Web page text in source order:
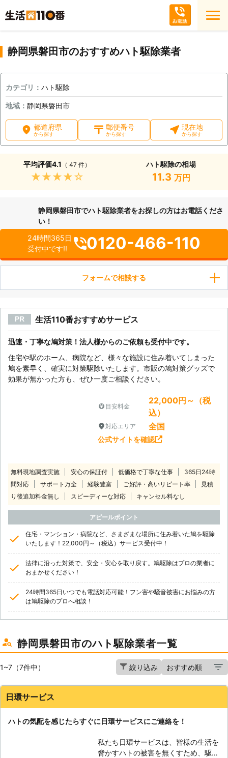
静岡県磐田市のおすすめハト駆除業者
カテゴリ： ハト駆除
地域： 静岡県磐田市
都道府県
から探す
郵便番号
から探す
現在地
から探す
平均評価4.1 （ 47 件）
★★★★★
ハト駆除の相場
11.3 万円
静岡県磐田市でハト駆除業者をお探しの方はお電話くださ
い！
24時間365日
受付中です!!
0120-466-110
フォームで相談する
PR 生活110番おすすめサービス
迅速・丁寧な鳩対策！法人様からのご依頼も受付中です。
住宅や駅のホーム、病院など、様々な施設に住み着いてしまった
鳩を素早く、確実に対策駆除いたします。市販の鳩対策グッズで
効果が無かった方も、ぜひ一度ご相談ください。
目安料金
22,000円～（税
込）
対応エリア 全国
公式サイトを確認
無料現地調査実施 安心の保証付 低価格で丁寧な仕事
365日24時
間対応
サポート万全 経験豊富 ご好評・高いリピート率
見積
り後追加料金無し
スピーディーな対応 キャンセル料なし
アピールポイント
住宅・マンション・病院など、さまざまな場所に住み着いた鳩を駆除
いたします！22,000円～（税込）サービス受付中！
法律に沿った対策で、安全・安心を取り戻す。鳩駆除はプロの業者に
おまかせください！
24時間365日いつでも電話対応可能！フン害や騒音被害にお悩みの方
は鳩駆除のプロへ相談！
静岡県磐田市のハト駆除業者一覧
1~7（7件中） 絞り込み
日環サービス
ハトの気配を感じたらすぐに日環サービスにご連絡を！
私たち日環サービスは、皆様の生活を
脅かすハトの被害を無くすため、駆除